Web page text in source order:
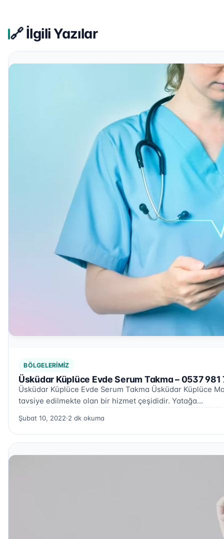
🔗 İlgili Yazılar
BÖLGELERIMIZ
Üsküdar Küplüce Evde Serum Takma – 0537 981
Üsküdar Küplüce Evde Serum Takma Üsküdar Küplüce
tavsiye edilmekte olan bir hizmet çeşididir. Yatağa…
Şubat 10, 2022·2 dk okuma